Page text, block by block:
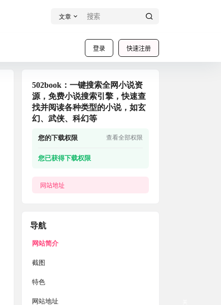
文章
登录 快速注册
502book：一键搜索全网小说资
源，免费小说搜索引擎，快速查
找并阅读各种类型的小说，如玄
幻、武侠、科幻等
您的下载权限 查看全部权限
您已获得下载权限
网站地址
导航
网站简介
截图
特色
网站地址